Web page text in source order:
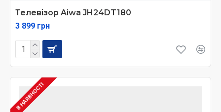
Телевізор Aiwa JH24DT180
3 899 грн
В НАЯВНОСТІ